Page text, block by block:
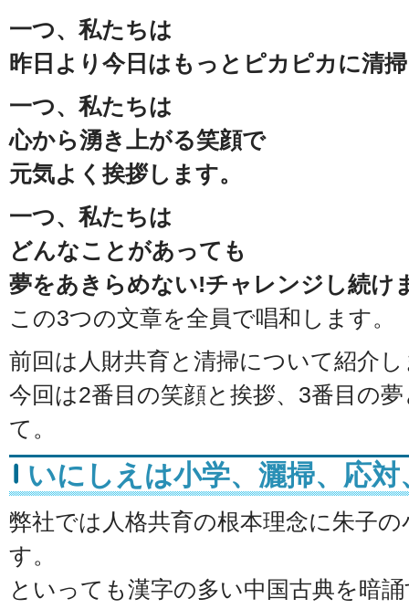
一つ、私たちは
昨日より今日はもっとピカピカに清
一つ、私たちは
心から湧き上がる笑顔で
元気よく挨拶します。
一つ、私たちは
どんなことがあっても
夢をあきらめない!チャレンジし続け
この3つの文章を全員で唱和します。
前回は人財共育と清掃について紹介
今回は2番目の笑顔と挨拶、3番目の
て。
いにしえは小学、灑掃、応
弊社では人格共育の根本理念に朱子
す。
といっても漢字の多い中国古典を暗